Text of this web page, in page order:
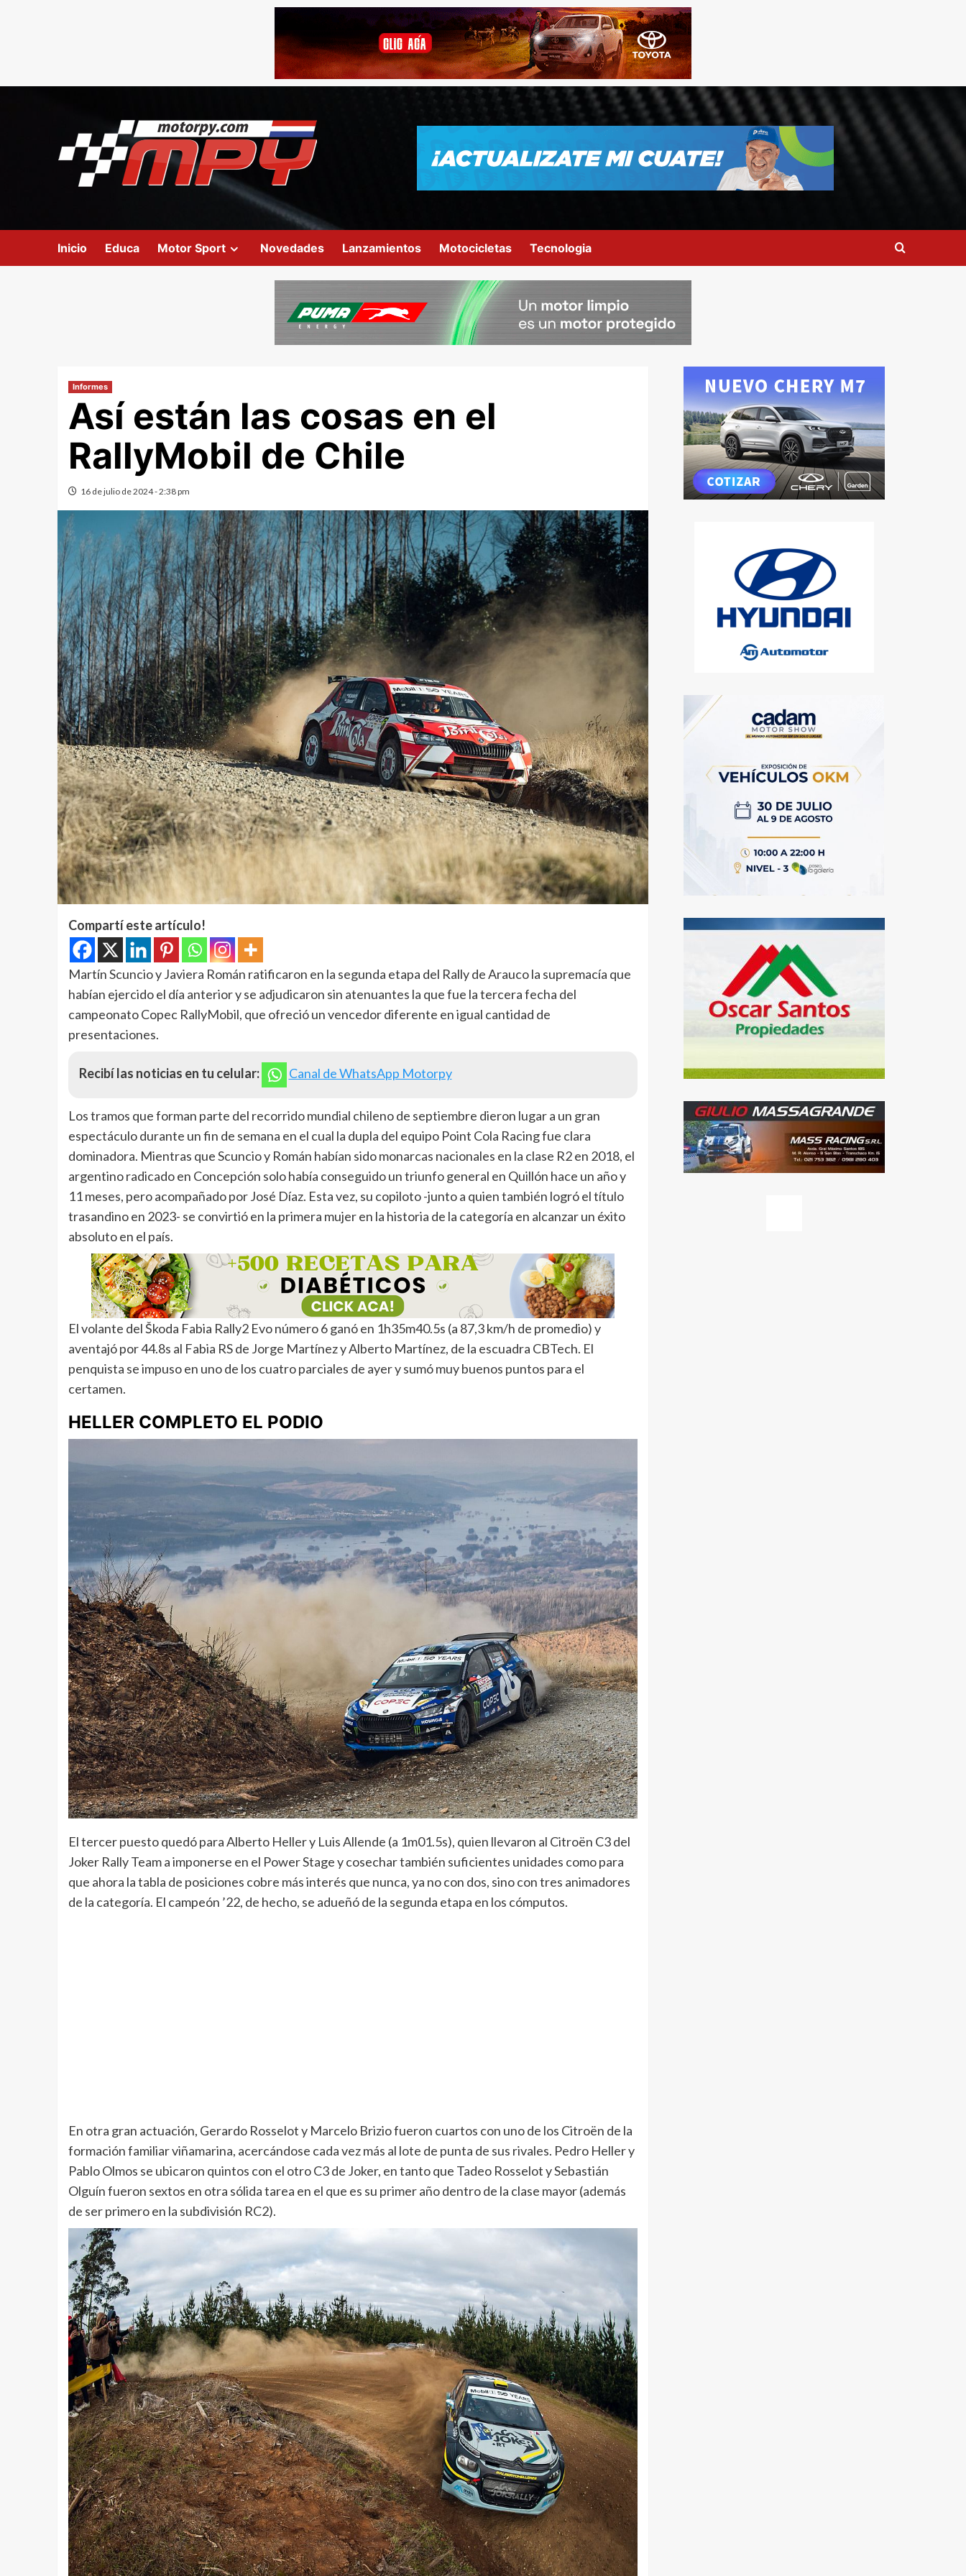
Inicio Educa Motor Sport Novedades Lanzamientos Motocicletas Tecnologia
Informes
Así están las cosas en el
RallyMobil de Chile
16 de julio de 2024 - 2:38 pm
Compartí este artículo!
Martín Scuncio y Javiera Román ratificaron en la segunda etapa del Rally de Arauco la supremacía que
habían ejercido el día anterior y se adjudicaron sin atenuantes la que fue la tercera fecha del
campeonato Copec RallyMobil, que ofreció un vencedor diferente en igual cantidad de
presentaciones.
Recibí las noticias en tu celular: Canal de WhatsApp Motorpy
Los tramos que forman parte del recorrido mundial chileno de septiembre dieron lugar a un gran
espectáculo durante un fin de semana en el cual la dupla del equipo Point Cola Racing fue clara
dominadora. Mientras que Scuncio y Román habían sido monarcas nacionales en la clase R2 en 2018, el
argentino radicado en Concepción solo había conseguido un triunfo general en Quillón hace un año y
11 meses, pero acompañado por José Díaz. Esta vez, su copiloto -junto a quien también logró el título
trasandino en 2023- se convirtió en la primera mujer en la historia de la categoría en alcanzar un éxito
absoluto en el país.
El volante del Škoda Fabia Rally2 Evo número 6 ganó en 1h35m40.5s (a 87,3 km/h de promedio) y
aventajó por 44.8s al Fabia RS de Jorge Martínez y Alberto Martínez, de la escuadra CBTech. El
penquista se impuso en uno de los cuatro parciales de ayer y sumó muy buenos puntos para el
certamen.
HELLER COMPLETO EL PODIO
El tercer puesto quedó para Alberto Heller y Luis Allende (a 1m01.5s), quien llevaron al Citroën C3 del
Joker Rally Team a imponerse en el Power Stage y cosechar también suficientes unidades como para
que ahora la tabla de posiciones cobre más interés que nunca, ya no con dos, sino con tres animadores
de la categoría. El campeón ’22, de hecho, se adueñó de la segunda etapa en los cómputos.
En otra gran actuación, Gerardo Rosselot y Marcelo Brizio fueron cuartos con uno de los Citroën de la
formación familiar viñamarina, acercándose cada vez más al lote de punta de sus rivales. Pedro Heller y
Pablo Olmos se ubicaron quintos con el otro C3 de Joker, en tanto que Tadeo Rosselot y Sebastián
Olguín fueron sextos en otra sólida tarea en el que es su primer año dentro de la clase mayor (además
de ser primero en la subdivisión RC2).